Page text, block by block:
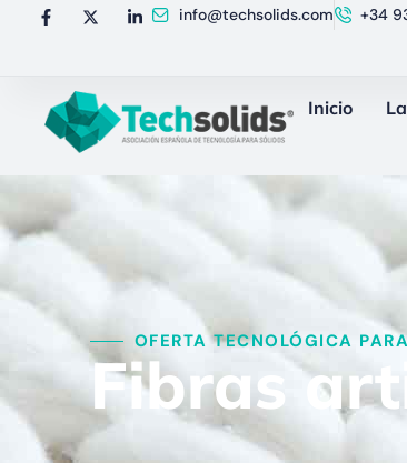
info@techsolids.com +34
Inicio
OFERTA TECNOLÓGICA
Fibras